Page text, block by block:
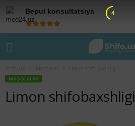
Bepul konsultatsiya
MAQOLALAR
Limon shifobaxshligi
4